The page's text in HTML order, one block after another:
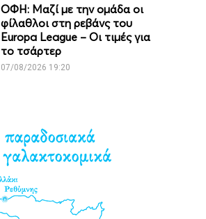
ΟΦΗ: Μαζί με την ομάδα οι
φίλαθλοι στη ρεβάνς του
Europa League – Οι τιμές για
το τσάρτερ
07/08/2026 19:20